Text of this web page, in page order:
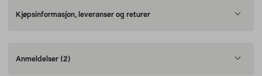
Kjøpsinformasjon, leveranser og returer
Anmeldelser (2)